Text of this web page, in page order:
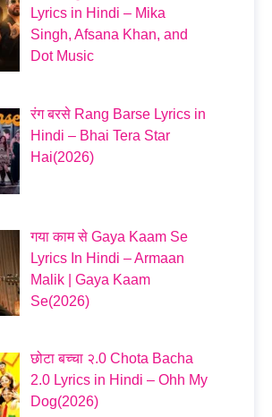
Lyrics in Hindi – Mika
Singh, Afsana Khan, and
Dot Music
रंग बरसे Rang Barse Lyrics in
Hindi – Bhai Tera Star
Hai(2026)
गया काम से Gaya Kaam Se
Lyrics In Hindi – Armaan
Malik | Gaya Kaam
Se(2026)
छोटा बच्चा २.0 Chota Bacha
2.0 Lyrics in Hindi – Ohh My
Dog(2026)